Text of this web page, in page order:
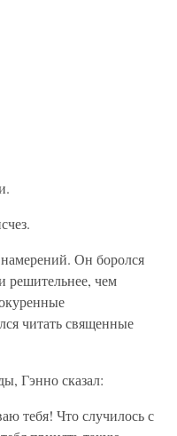
Он боролся
решительнее, чем
читать священные
Гэнно сказал:
тебя! Что случилось с